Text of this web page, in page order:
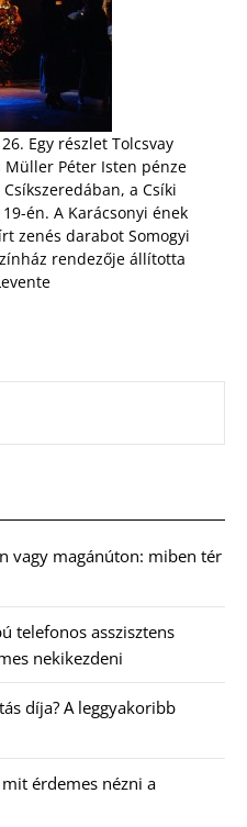
Egy részlet Tolcsvay
Müller Péter Isten pénze
a Csíki
én. A Karácsonyi ének
zenés darabot Somogyi
rendezője állította
vagy magánúton: miben tér
telefonos asszisztens
nekikezdeni
díja? A leggyakoribb
érdemes nézni a